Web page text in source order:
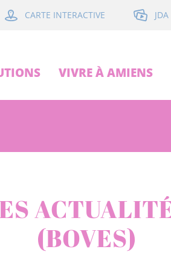
CARTE INTERACTIVE JDA
VIVRE À AMIENS
(BOVES)